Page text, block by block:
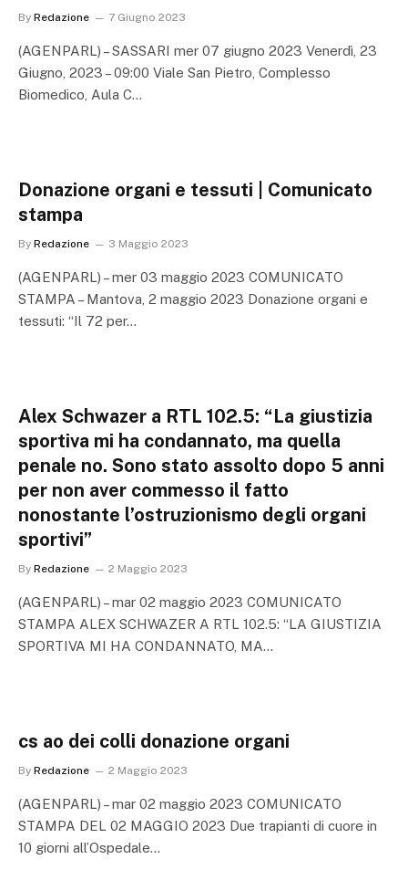
By Redazione 7 Giugno 2023
(AGENPARL) – SASSARI mer 07 giugno 2023 Venerdì, 23
Giugno, 2023 – 09:00 Viale San Pietro, Complesso
Biomedico, Aula C…
Donazione organi e tessuti | Comunicato
stampa
By Redazione 3 Maggio 2023
(AGENPARL) – mer 03 maggio 2023 COMUNICATO
STAMPA – Mantova, 2 maggio 2023 Donazione organi e
tessuti: “Il 72 per…
Alex Schwazer a RTL 102.5: “La giustizia
sportiva mi ha condannato, ma quella
penale no. Sono stato assolto dopo 5 anni
per non aver commesso il fatto
nonostante l’ostruzionismo degli organi
sportivi”
By Redazione 2 Maggio 2023
(AGENPARL) – mar 02 maggio 2023 COMUNICATO
STAMPA ALEX SCHWAZER A RTL 102.5: “LA GIUSTIZIA
SPORTIVA MI HA CONDANNATO, MA…
cs ao dei colli donazione organi
By Redazione 2 Maggio 2023
(AGENPARL) – mar 02 maggio 2023 COMUNICATO
STAMPA DEL 02 MAGGIO 2023 Due trapianti di cuore in
10 giorni all’Ospedale…